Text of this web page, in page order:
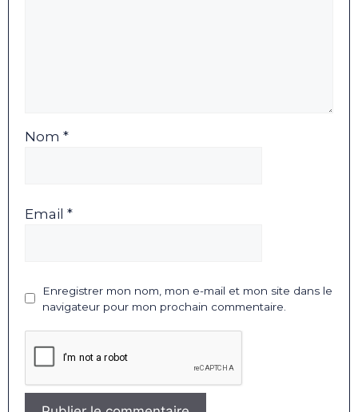
Nom *
Email *
Enregistrer mon nom, mon e-mail et mon site dans le
navigateur pour mon prochain commentaire.